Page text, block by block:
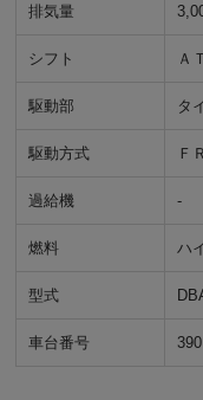
排気量
シフト ＡＴ
駆動部 タ
駆動方式 ＦＲ
過給機 -
燃料 ハ
型式
車台番号 390